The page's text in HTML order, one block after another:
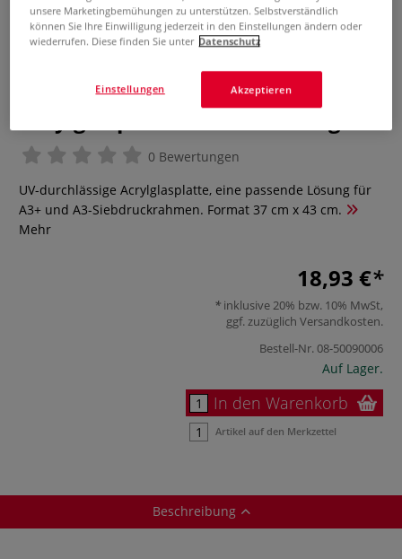
0 Bewertungen
UV-durchlässige Acrylglasplatte, eine passende Lösung für
A3+ und A3-Siebdruckrahmen. Format 37 cm x 43 cm.
Mehr
18,93 €
inklusive 20% bzw. 10% MwSt,
ggf. zuzüglich Versandkosten.
Bestell-Nr.08-50090006
Auf Lager.
In den Warenkorb
Artikel auf den Merkzettel
Beschreibung
unsere Marketingbemühungen zu unterstützen. Selbstverständlich
können Sie Ihre Einwilligung jederzeit in den Einstellungen ändern oder
wiederrufen. Diese finden Sie unter Datenschutz
Akzeptieren
Einstellungen